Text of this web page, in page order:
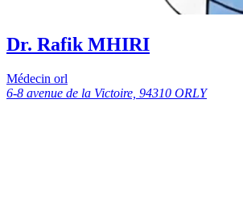
Dr. Rafik MHIRI
Médecin orl
6-8 avenue de la Victoire, 94310 ORLY